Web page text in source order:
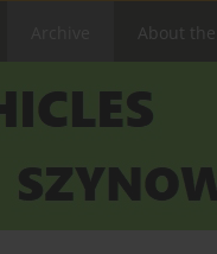
About the